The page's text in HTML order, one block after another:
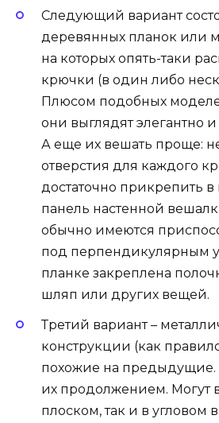
Следующий вариант
деревянных планок или
на которых опять-таки
крючки (в один либо
Плюсом подобных
они выглядят элегантно
А еще их вешать проще:
отверстия для каждого
достаточно прикрепить
панель настенной
обычно имеются
под перпендикулярным
планке закреплена
шляп или других вещей.
Третий вариант –
конструкции (как
похожие на предыдущие.
их продолжением. Могут
плоском, так и в угловом